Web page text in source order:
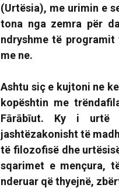
(Urtësia), me urimin e
tona nga zemra për
ndryshme të
me ne.
Ashtu siç e kujtoni ne
kopështin me
Fārābīut. Ky i urtë
jashtëzakonisht të
të filozofisë dhe
sqarimet e mençura,
nderuar që thyejnë,